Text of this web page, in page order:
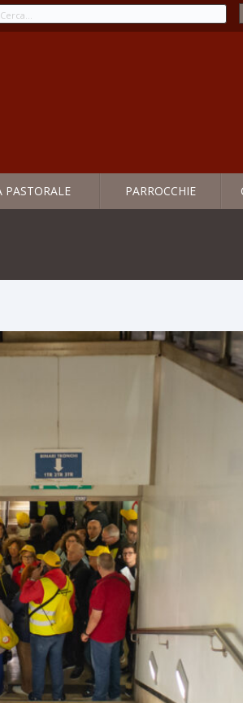
PASTORALE PARROCCHIE